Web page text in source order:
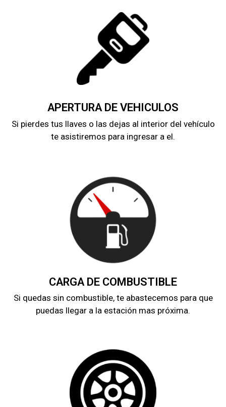
APERTURA DE VEHICULOS
Si pierdes tus llaves o las dejas al interior del vehículo
te asistiremos para ingresar a el.
CARGA DE COMBUSTIBLE
Si quedas sin combustible, te abastecemos para que
puedas llegar a la estación mas próxima.